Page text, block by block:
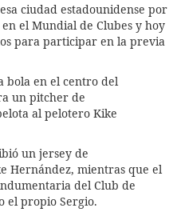
ciudad estadounidense por
el Mundial de Clubes y hoy
para participar en la previa
bola en el centro del
un pitcher de
al pelotero Kike
un jersey de
Hernández, mientras que el
del Club de
el propio Sergio.